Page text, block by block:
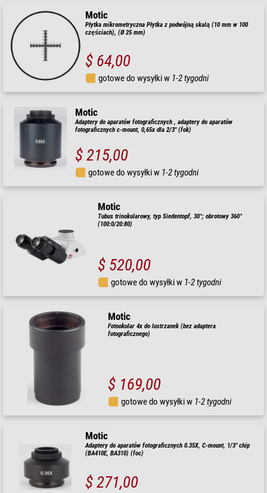
Motic
Płytka mikrometryczna Płytka z podwójną skalą (10 mm w 100
częściach), (Ø 25 mm)
$ 64,00
gotowe do wysyłki w 1-2 tygodni
Motic
Adaptery do aparatów fotograficznych , adaptery do aparatów
fotograficznych c-mount, 0,65x dla 2/3" (fok)
$ 215,00
gotowe do wysyłki w 1-2 tygodni
Motic
Tubus trinokularowy, typ Siedentopf, 30°; obrotowy 360°
(100:0/20:80)
$ 520,00
gotowe do wysyłki w 1-2 tygodni
Motic
Fotookular 4x do lustrzanek (bez adaptera
fotograficznego)
$ 169,00
gotowe do wysyłki w 1-2 tygodni
Motic
Adaptery do aparatów fotograficznych 0.35X, C-mount, 1/3" chip
(BA410E, BA310) (foc)
$ 271,00